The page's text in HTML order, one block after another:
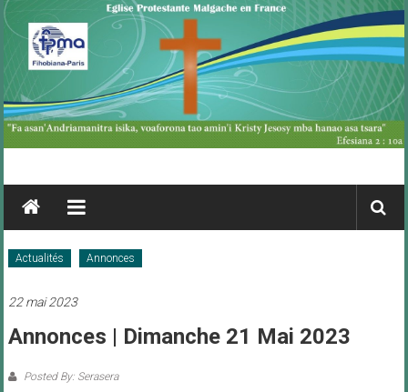
Skip
to
content
FPMA
Fihobiana
Paris
Actualités Annonces
22 mai 2023
Annonces | Dimanche 21 Mai 2023
Posted By: Serasera